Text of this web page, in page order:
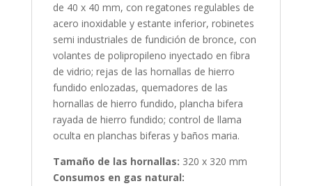
de 40 x 40 mm, con regatones regulables de
acero inoxidable y estante inferior, robinetes
semi industriales de fundición de bronce, con
volantes de polipropileno inyectado en fibra
de vidrio; rejas de las hornallas de hierro
fundido enlozadas, quemadores de las
hornallas de hierro fundido, plancha bifera
rayada de hierro fundido; control de llama
oculta en planchas biferas y baños maria.
Tamaño de las hornallas: 320 x 320 mm
Consumos en gas natural: